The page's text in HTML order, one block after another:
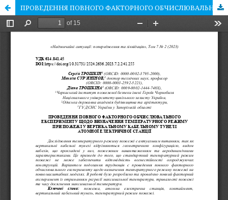
ПРОВЕДЕННЯ ПОВНОГО ФАКТОРНОГО ОБЧИСЛЮВАЛЬНОГО ЕКСПЕРИМЕНТУ ЩОДО ВИЗНАЧЕННЯ ТЕМПЕРАТУРНОГО РЕЖИМУ ПРИ ПОЖЕЖІ У ВЕРТИКАЛЬНОМУ КАБЕЛЬНОМУ ТУНЕЛІ АТОМНОЇ ЕЛЕКТРИЧНОЇ СТАНЦІЇ